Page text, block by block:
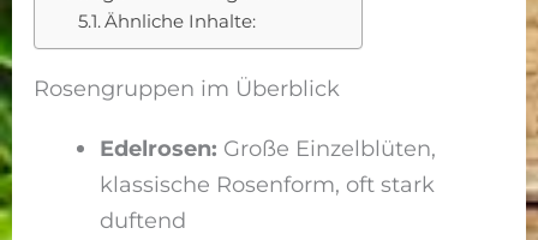
Ähnliche Inhalte:
Rosengruppen im Überblick
Edelrosen: Große Einzelblüten,
klassische Rosenform, oft stark
duftend